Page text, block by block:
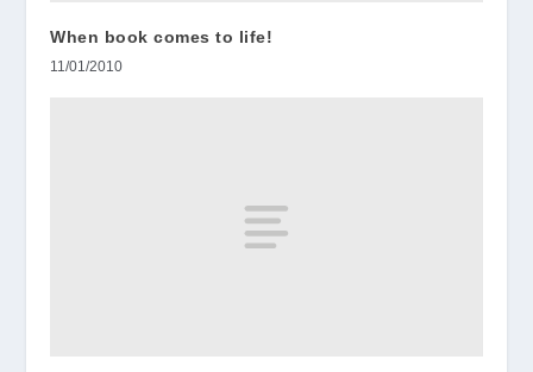
When book comes to life!
11/01/2010